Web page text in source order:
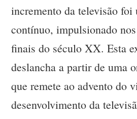
incremento da televisão foi
contínuo, impulsionado
finais do século XX. Esta
deslancha a partir de uma
que remete ao advento do
desenvolvimento da